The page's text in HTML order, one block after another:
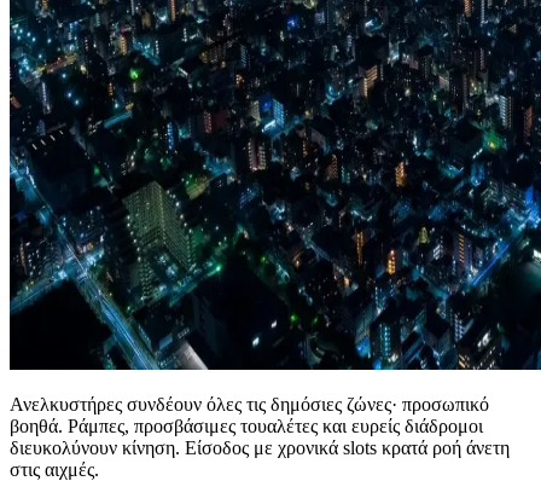
Ανελκυστήρες συνδέουν όλες τις δημόσιες ζώνες· προσωπικό
βοηθά. Ράμπες, προσβάσιμες τουαλέτες και ευρείς διάδρομοι
διευκολύνουν κίνηση. Είσοδος με χρονικά slots κρατά ροή άνετη
στις αιχμές.